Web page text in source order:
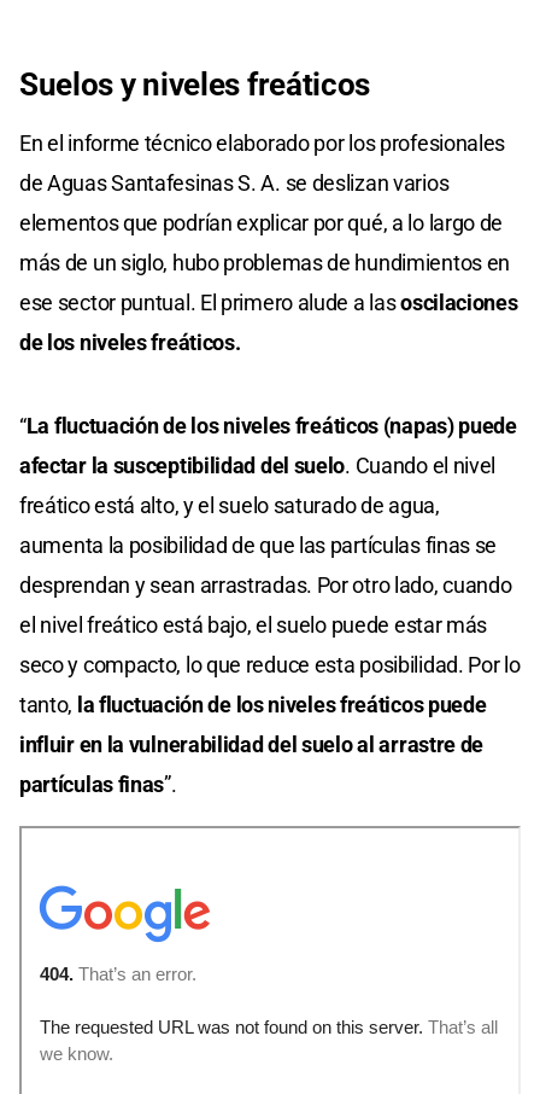
Suelos y niveles freáticos
En el informe técnico elaborado por los profesionales
de Aguas Santafesinas S. A. se deslizan varios
elementos que podrían explicar por qué, a lo largo de
más de un siglo, hubo problemas de hundimientos en
ese sector puntual. El primero alude a lasoscilaciones
de los niveles freáticos.
“La fluctuación de los niveles freáticos (napas) puede
afectar la susceptibilidad del suelo. Cuando el nivel
freático está alto, y el suelo saturado de agua,
aumenta la posibilidad de que las partículas finas se
desprendan y sean arrastradas. Por otro lado, cuando
el nivel freático está bajo, el suelo puede estar más
seco y compacto, lo que reduce esta posibilidad. Por lo
tanto, la fluctuación de los niveles freáticos puede
influir en la vulnerabilidad del suelo al arrastre de
partículas finas”.